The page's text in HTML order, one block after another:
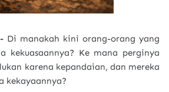
Di manakah kini orang-orang yang
kekuasaannya? Ke mana perginya
karena kepandaian, dan mereka
kekayaannya?